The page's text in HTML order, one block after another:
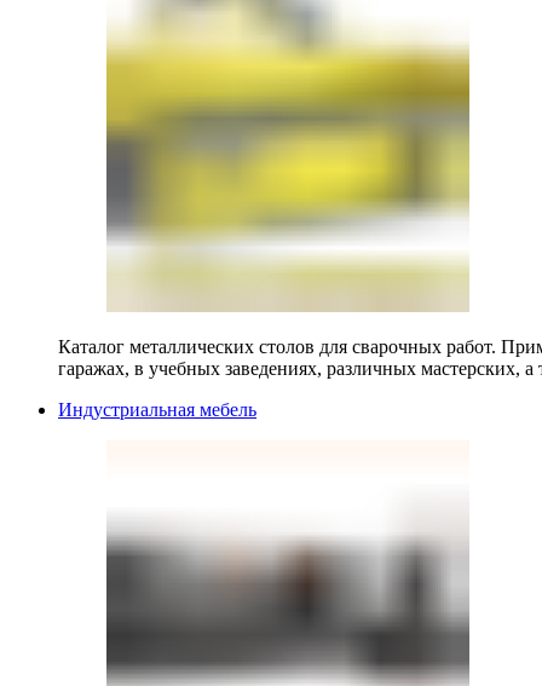
Каталог металлических столов для сварочных работ.
гаражах, в учебных заведениях, различных мастерских, а
Индустриальная мебель